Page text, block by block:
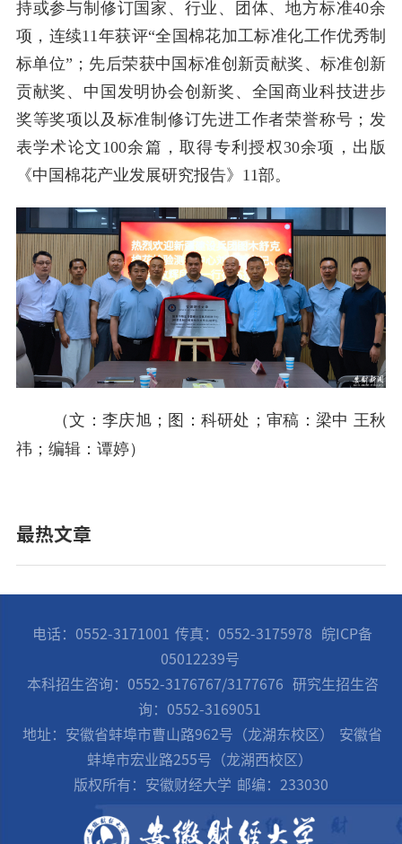
持或参与制修订国家、行业、团体、地方标准40余
项，连续11年获评“全国棉花加工标准化工作优秀制
标单位”；先后荣获中国标准创新贡献奖、标准创新
贡献奖、中国发明协会创新奖、全国商业科技进步
奖等奖项以及标准制修订先进工作者荣誉称号；发
表学术论文100余篇，取得专利授权30余项，出版
《中国棉花产业发展研究报告》11部。
（文：李庆旭；图：科研处；审稿：梁中 王秋
祎；编辑：谭婷）
最热文章
电话：0552-3171001 传真：0552-3175978
皖ICP备
05012239号
本科招生咨询：0552-3176767/3177676
研究生招生咨
询：0552-3169051
地址：安徽省蚌埠市曹山路962号（龙湖东校区）
安徽省
蚌埠市宏业路255号（龙湖西校区）
版权所有：安徽财经大学 邮编：233030